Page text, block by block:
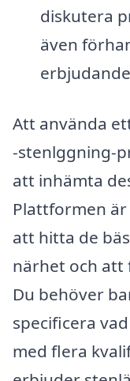
diskutera
även
Att använda
-stenlggning-
att inhämta
Plattformen
att hitta de
närhet och att
Du behöver
specificera
med flera